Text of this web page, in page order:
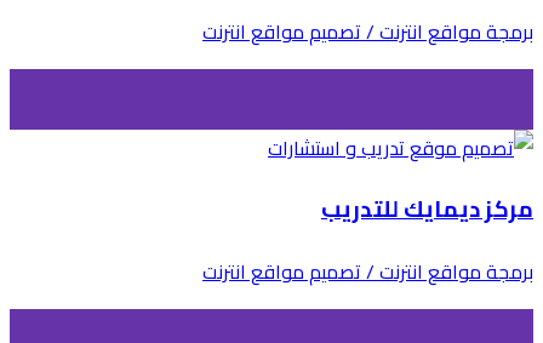
برمجة مواقع انترنت / تصميم مواقع انترنت
مركز ديمايك للتدريب
برمجة مواقع انترنت / تصميم مواقع انترنت